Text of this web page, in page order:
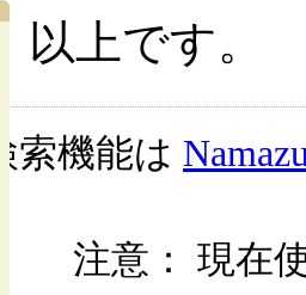
以上です。
検索機能は
注意： 現在